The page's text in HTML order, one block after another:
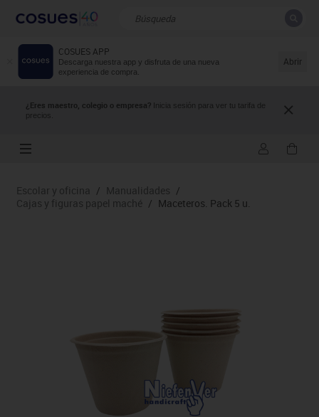
COSUES APP
Descarga nuestra app y disfruta de una nueva
experiencia de compra.
Abrir
¿Eres maestro, colegio o empresa? Inicia sesión para ver tu tarifa de
precios.
Resultados de la búsqueda
Escolar y oficina / Manualidades /
Cajas y figuras papel maché / Maceteros. Pack 5 u.